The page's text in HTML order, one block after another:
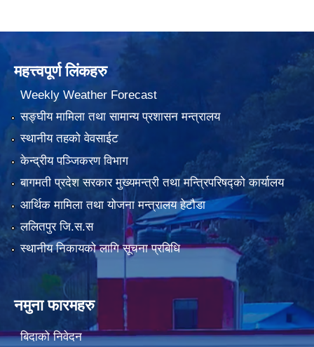
महत्त्वपूर्ण लिंकहरु
Weekly Weather Forecast
सङ्घीय मामिला तथा सामान्य प्रशासन मन्त्रालय
स्थानीय तहको वेवसाईट
केन्द्रीय पञ्जिकरण विभाग
बागमती प्रदेश सरकार मुख्यमन्त्री तथा मन्त्रिपरिषद्को कार्यालय
आर्थिक मामिला तथा योजना मन्त्रालय हेटौडा
ललितपुर जि.स.स
स्थानीय निकायको लागि सूचना प्रबिधि
नमुना फारमहरु
बिदाको निवेदन